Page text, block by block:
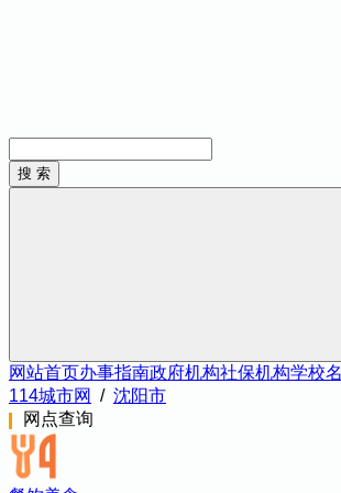
网站首页办事指南政府机构社保机构学校
114城市网
/ 沈阳市
网点查询